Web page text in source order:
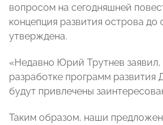
вопросом на сегодняшней
концепция развития острова до
утверждена.
«Недавно Юрий Трутнев
разработке программ развития
будут привлечены
Таким образом, наши